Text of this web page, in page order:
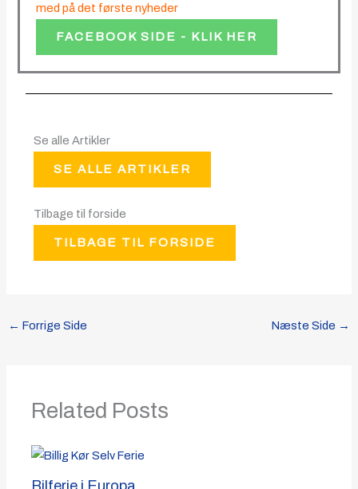
med på det første nyheder
FACEBOOK SIDE - KLIK HER
Se alle Artikler
SE ALLE ARTIKLER
Tilbage til forside
TILBAGE TIL FORSIDE
← Forrige Side Næste Side →
Related Posts
Bilferie i Europa